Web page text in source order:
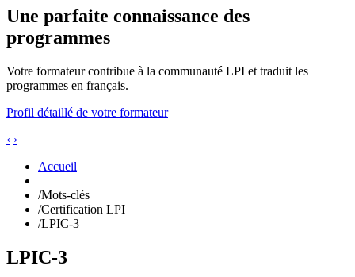
Une parfaite connaissance des
programmes
Votre formateur contribue à la communauté LPI et traduit les
programmes en français.
Profil détaillé de votre formateur
‹ ›
Accueil
/Mots-clés
/Certification LPI
/LPIC-3
LPIC-3